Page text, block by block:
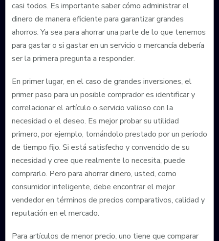
casi todos. Es importante saber cómo administrar el
dinero de manera eficiente para garantizar grandes
ahorros. Ya sea para ahorrar una parte de lo que tenemos
para gastar o si gastar en un servicio o mercancía debería
ser la primera pregunta a responder.
En primer lugar, en el caso de grandes inversiones, el
primer paso para un posible comprador es identificar y
correlacionar el artículo o servicio valioso con la
necesidad o el deseo. Es mejor probar su utilidad
primero, por ejemplo, tomándolo prestado por un período
de tiempo fijo. Si está satisfecho y convencido de su
necesidad y cree que realmente lo necesita, puede
comprarlo. Pero para ahorrar dinero, usted, como
consumidor inteligente, debe encontrar el mejor
vendedor en términos de precios comparativos, calidad y
reputación en el mercado.
Para artículos de menor precio, uno tiene que comparar